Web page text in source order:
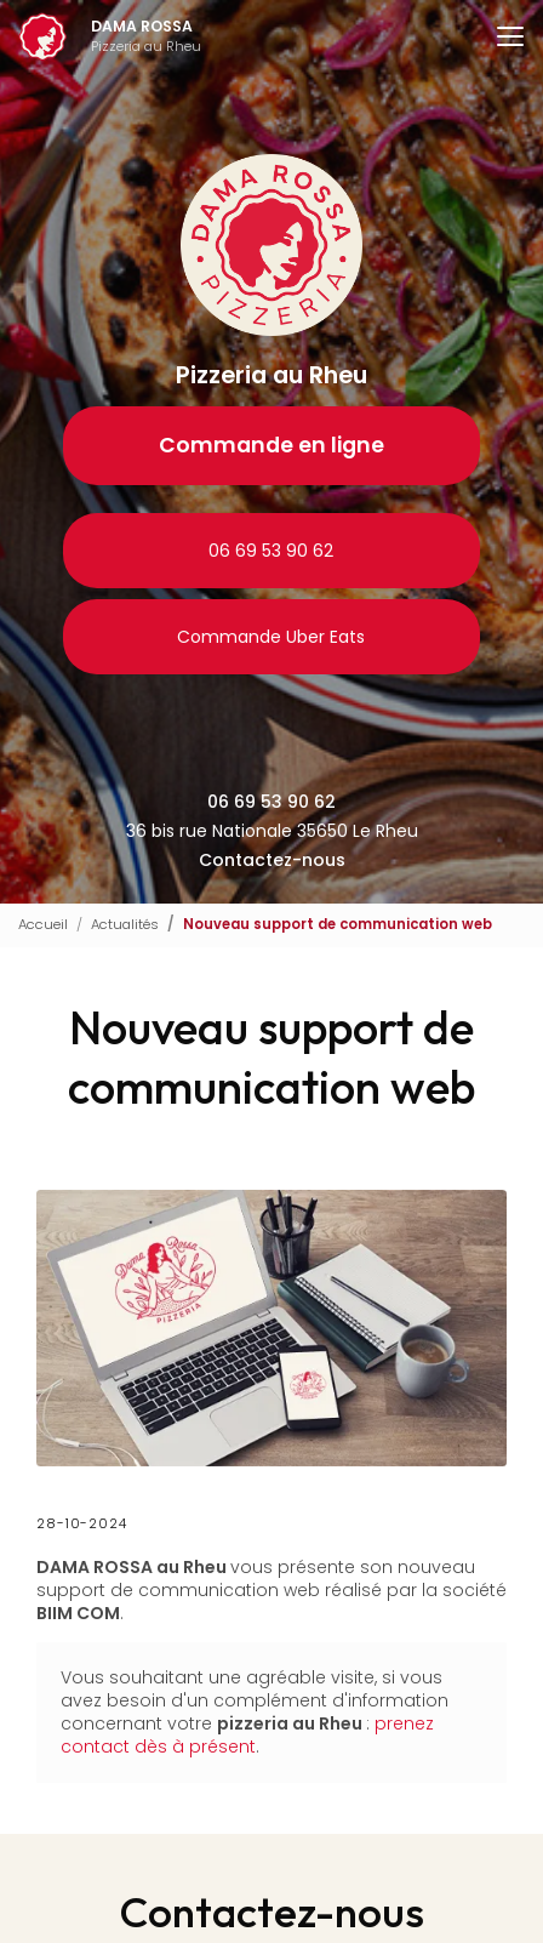
Aller
au
contenu
principal
DAMA ROSSA
Pizzeria au Rheu
Pizzeria au Rheu
Commande en ligne
06 69 53 90 62
Commande Uber Eats
06 69 53 90 62
36 bis rue Nationale 35650 Le Rheu
Contactez-nous
Accueil Actualités Nouveau support de communication web
Nouveau support de
communication web
28-10-2024
DAMA ROSSA au Rheu vous présente son nouveau
support de communication web réalisé par la société
BIIM COM.
Vous souhaitant une agréable visite, si vous
avez besoin d'un complément d'information
concernant votre pizzeria au Rheu : prenez
contact dès à présent.
Contactez-nous